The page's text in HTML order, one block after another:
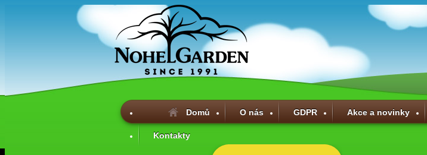
Domů O nás GDPR Akce a novinky
Kontakty